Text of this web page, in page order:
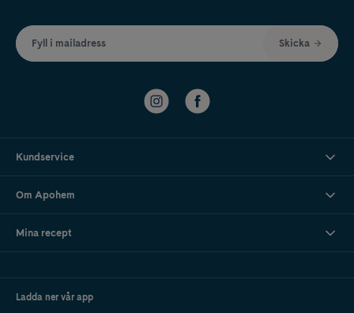
Fyll i mailadress Skicka
Kundservice
Om Apohem
Mina recept
Ladda ner vår app